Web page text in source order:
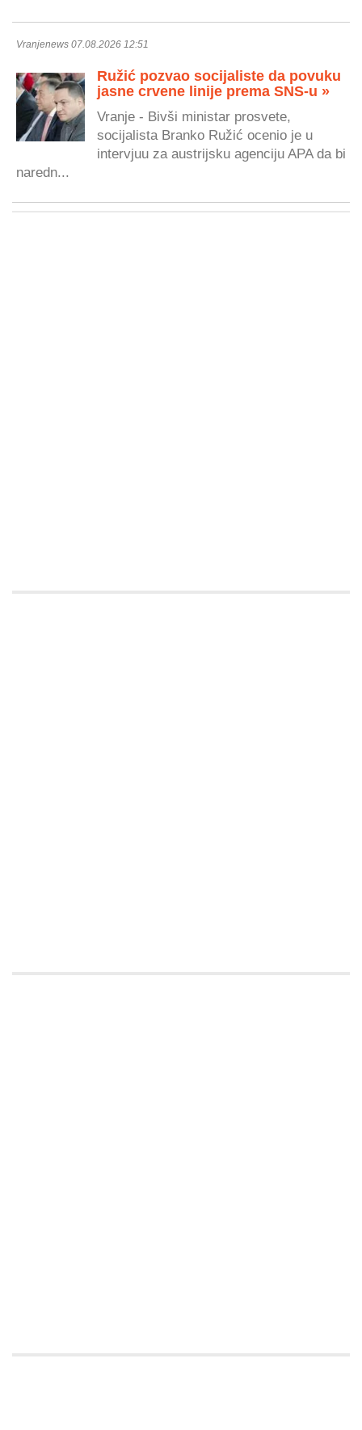
Vranjenews 07.08.2026 12:51
Ružić pozvao socijaliste da povuku
jasne crvene linije prema SNS-u »
Vranje - Bivši ministar prosvete,
socijalista Branko Ružić ocenio je u
intervjuu za austrijsku agenciju APA da bi
naredn...